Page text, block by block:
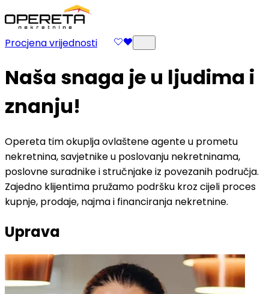
Procjena vrijednosti
Naša snaga je u ljudima i
znanju!
Opereta tim okuplja ovlaštene agente u prometu
nekretnina, savjetnike u poslovanju nekretninama,
poslovne suradnike i stručnjake iz povezanih područja.
Zajedno klijentima pružamo podršku kroz cijeli proces
kupnje, prodaje, najma i financiranja nekretnine.
Uprava